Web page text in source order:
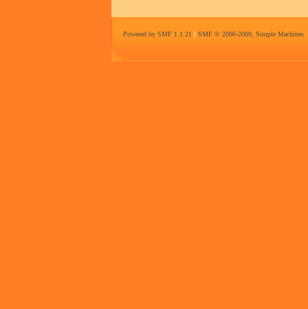
Powered by SMF 1.1.21 | SMF © 2006-2009, Simple Machines